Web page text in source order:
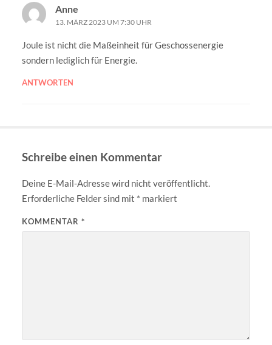
Anne
13. MÄRZ 2023 UM 7:30 UHR
Joule ist nicht die Maßeinheit für Geschossenergie
sondern lediglich für Energie.
ANTWORTEN
Schreibe einen Kommentar
Deine E-Mail-Adresse wird nicht veröffentlicht.
Erforderliche Felder sind mit * markiert
KOMMENTAR *